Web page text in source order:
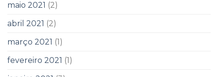
maio 2021 (2)
abril 2021 (2)
março 2021 (1)
fevereiro 2021 (1)